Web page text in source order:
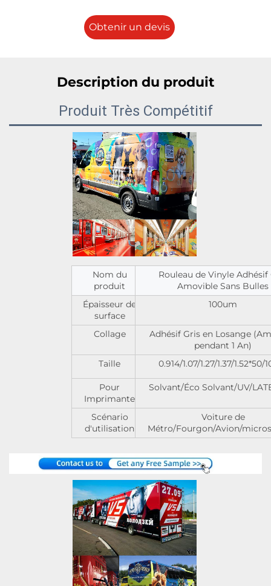
Obtenir un devis
Description du produit
Produit Très Compétitif
Nom du
produit
Rouleau de Vinyle Adhésif
Amovible Sans Bulles
Épaisseur de
surface
100um
Collage
Adhésif Gris en Losange
pendant 1 An)
Taille
0.914/1.07/1.27/1.37/1.52*50/
Pour
Imprimante
Solvant/Éco Solvant/UV/
Scénario
d'utilisation
Voiture de
Métro/Fourgon/Avion/